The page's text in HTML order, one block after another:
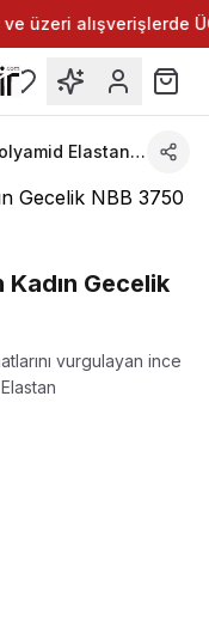
üzeri alışverişlerde
Yumuşak Polyamid Elastan Kadın Gecelik NBB 3750
Gecelik
vurgulayan ince